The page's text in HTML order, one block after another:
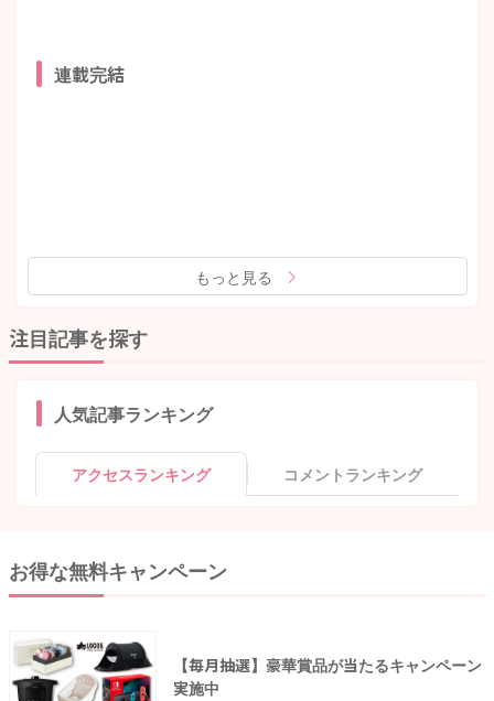
連載完結
もっと見る
注目記事を探す
人気記事ランキング
アクセスランキング コメントランキング
お得な無料キャンペーン
【毎月抽選】豪華賞品が当たるキャンペーン
実施中